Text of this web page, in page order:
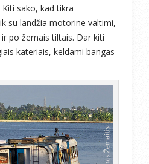
sako, kad tikra
su landžia motorine valtimi,
po žemais tiltais. Dar kiti
kateriais, keldami bangas